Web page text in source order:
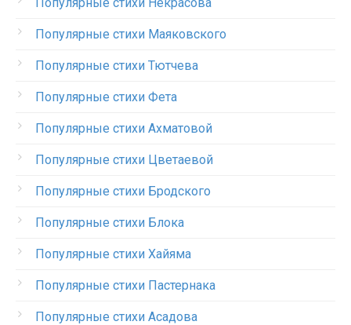
Популярные стихи Маяковского
Популярные стихи Тютчева
Популярные стихи Фета
Популярные стихи Ахматовой
Популярные стихи Цветаевой
Популярные стихи Бродского
Популярные стихи Блока
Популярные стихи Хайяма
Популярные стихи Пастернака
Популярные стихи Асадова